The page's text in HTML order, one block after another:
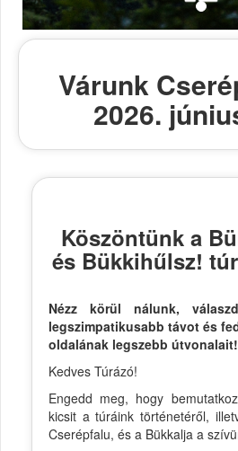
Várunk
2026.
Köszöntünk a
és Bükkihűlsz!
Nézz körül nálunk,
legszimpatikusabb távot és
oldalának legszebb útvonalait!
Kedves Túrázó!
Engedd meg, hogy
kicsit a túráink történetéről,
Cserépfalu, és a Bükkalja a